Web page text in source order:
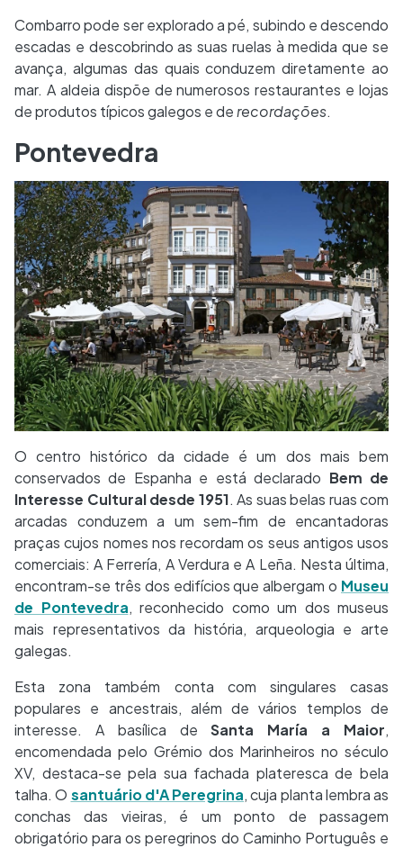
Combarro pode ser explorado a pé, subindo e descendo
escadas e descobrindo as suas ruelas à medida que se
avança, algumas das quais conduzem diretamente ao
mar. A aldeia dispõe de numerosos restaurantes e lojas
de produtos típicos galegos e derecordações.
Pontevedra
O centro histórico da cidade é um dos mais bem
conservados de Espanha e está declarado Bem de
Interesse Cultural desde 1951. As suas belas ruas com
arcadas conduzem a um sem-fim de encantadoras
praças cujos nomes nos recordam os seus antigos usos
comerciais: A Ferrería, A Verdura e A Leña. Nesta última,
encontram-se três dos edifícios que albergam o Museu
de Pontevedra, reconhecido como um dos museus
mais representativos da história, arqueologia e arte
galegas.
Esta zona também conta com singulares casas
populares e ancestrais, além de vários templos de
interesse. A basílica deSanta María a Maior,
encomendada pelo Grémio dos Marinheiros no século
XV, destaca-se pela sua fachada plateresca de bela
talha. O santuário d'A Peregrina, cuja planta lembra as
conchas das vieiras, é um ponto de passagem
obrigatório para os peregrinos do Caminho Português e